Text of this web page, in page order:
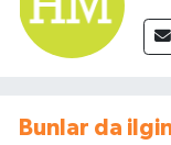
Bunlar da